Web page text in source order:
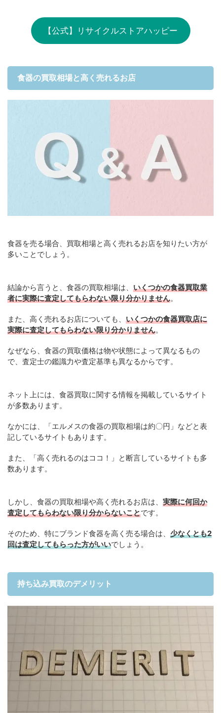
【公式】リサイクルストアハッピー
食器の買取相場と高く売れるお店
食器を売る場合、買取相場と高く売れるお店を知りたい方が
多いことでしょう。
結論から言うと、食器の買取相場は、 いくつかの食器買取業
者に実際に査定してもらわない限り分かりません。
また、高く売れるお店についても、 いくつかの食器買取店に
実際に査定してもらわない限り分かりません。
なぜなら、食器の買取価格は物や状態によって異なるもの
で、査定士の鑑識力や査定基準も異なるからです。
ネット上には、食器買取に関する情報を掲載しているサイト
が多数あります。
なかには、「エルメスの食器の買取相場は約〇円」などと表
記しているサイトもあります。
また、「高く売れるのはココ！」と断言しているサイトも多
数あります。
しかし、食器の買取相場や高く売れるお店は、 実際に何回か
査定してもらわない限り分からないことです。
そのため、特にブランド食器を高く売る場合は、 少なくとも2
回は査定してもらった方がいいでしょう。
持ち込み買取のデメリット